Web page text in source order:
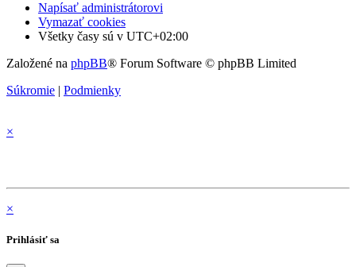
Napísať administrátorovi
Vymazať cookies
Všetky časy sú v UTC+02:00
Založené na phpBB® Forum Software © phpBB Limited
Súkromie | Podmienky
×
×
Prihlásiť sa